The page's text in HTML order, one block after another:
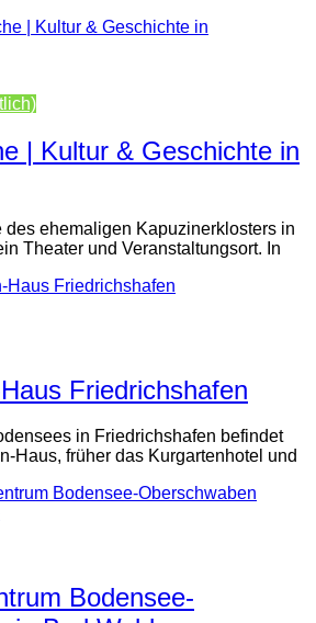
| Kultur & Geschichte in
des ehemaligen Kapuzinerklosters in
Theater und Veranstaltungsort. In
Friedrichshafen
in Friedrichshafen befindet
Haus, früher das Kurgartenhotel und
Bodensee-